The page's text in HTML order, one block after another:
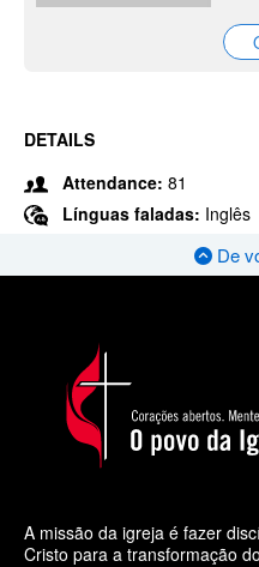
DETAILS
Attendance: 81
Línguas faladas: Inglês
De
A missão da igreja é fazer
Cristo para a transformação